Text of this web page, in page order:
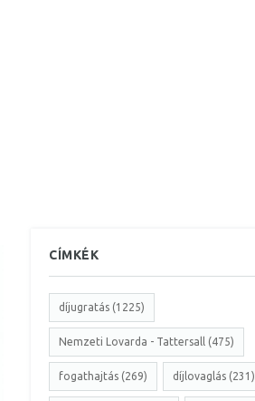
CÍMKÉK
díjugratás (1225)
Nemzeti Lovarda - Tattersall (475)
fogathajtás (269) díjlovaglás (231)